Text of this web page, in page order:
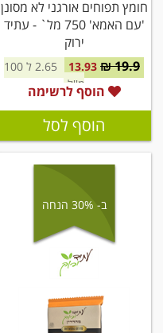
חומץ תפוחים אורגני לא מסונן
'עם האמא' 750 מל` - עתיד
ירוק
19.9 ₪
13.93
2.65 ל 100
מ''ל
הוסף לרשימה
הוסף לסל
ב- 30% הנחה